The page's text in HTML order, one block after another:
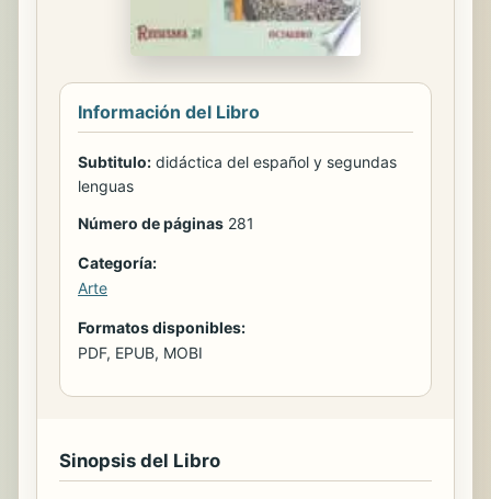
Información del Libro
Subtitulo: didáctica del español y segundas
lenguas
Número de páginas 281
Categoría:
Arte
Formatos disponibles:
PDF, EPUB, MOBI
Sinopsis del Libro